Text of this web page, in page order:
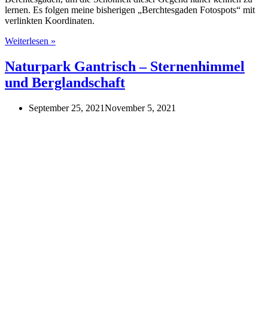
lernen. Es folgen meine bisherigen „Berchtesgaden Fotospots“ mit
verlinkten Koordinaten.
Weiterlesen »
Berchtesgaden
Fotospots
Naturpark Gantrisch – Sternenhimmel
und Berglandschaft
September 25, 2021November 5, 2021